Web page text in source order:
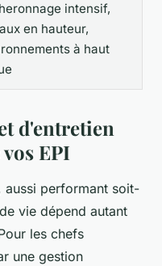
intensif,
en hauteur,
à haut
d'entretien
EPI
aussi performant soit-
vie dépend autant
les chefs
une gestion